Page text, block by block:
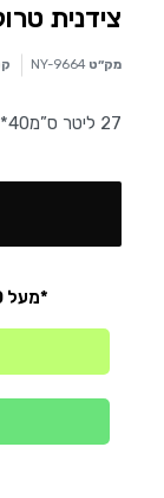
צידנית
מק״ט NY-9664
27 ליטר ס”מ40*28*24
*מעל 20 יחידות – קבלו מחיר אטרקטיבי